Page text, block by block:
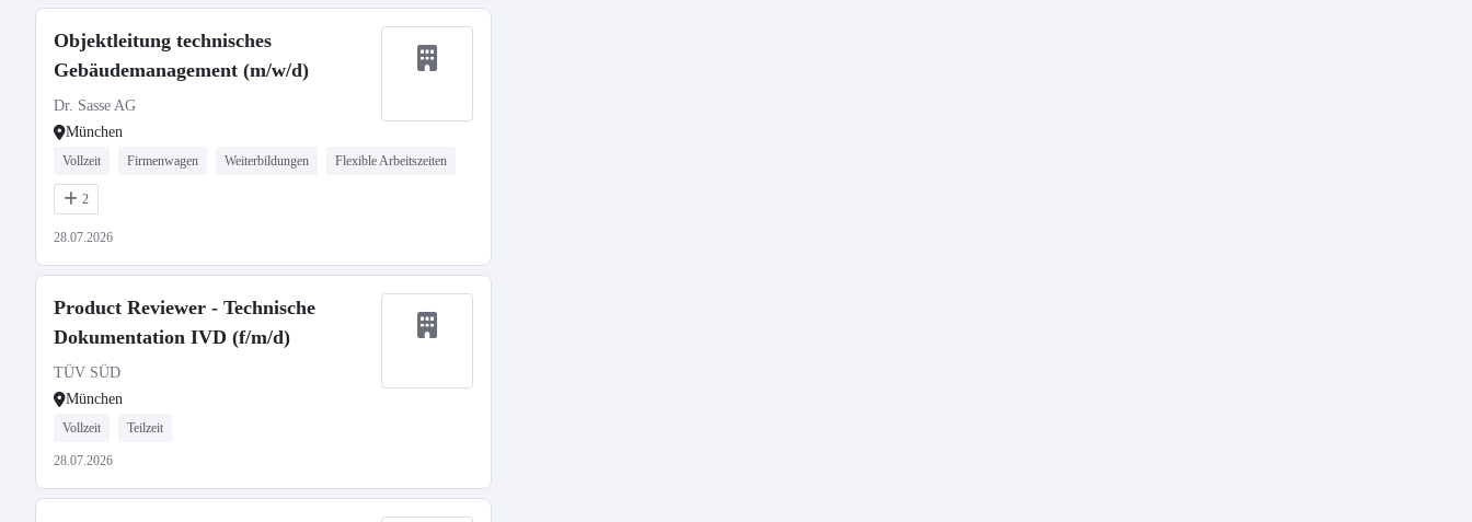
Objektleitung technisches
Gebäudemanagement (m/w/d)
Dr. Sasse AG
München
Vollzeit Firmenwagen Weiterbildungen Flexible Arbeitszeiten
2
28.07.2026
Product Reviewer - Technische
Dokumentation IVD (f/m/d)
TÜV SÜD
München
Vollzeit Teilzeit
28.07.2026